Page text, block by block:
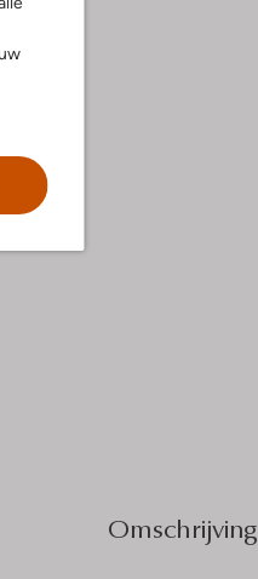
Omschrijving